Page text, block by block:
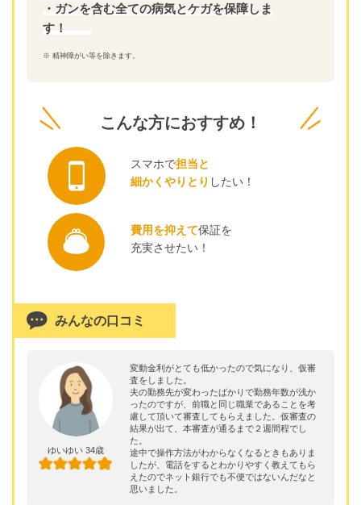
・ガンを含む全ての病気とケガを保障しま
す！
※ 精神障がい等を除きます。
こんな方におすすめ！
スマホで担当と
細かくやりとり したい！
費用を抑えて保証を
充実させたい！
みんなの口コミ
ゆいゆい 34歳
変動金利がとても低かったので気になり、仮審
査をしました。
夫の勤務先が変わったばかりで勤務年数が浅か
ったのですが、前職と同じ職業であることを考
慮して頂いて審査してもらえました。仮審査の
結果が出て、本審査が通るまで２週間程でし
た。
途中で操作方法がわからなくなるときもありま
したが、電話をするとわかりやすく教えてもら
えたのでネット銀行でも不便ではないんだなと
思いました。